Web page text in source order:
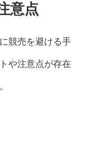
意点
競売を避ける手
や注意点が存在